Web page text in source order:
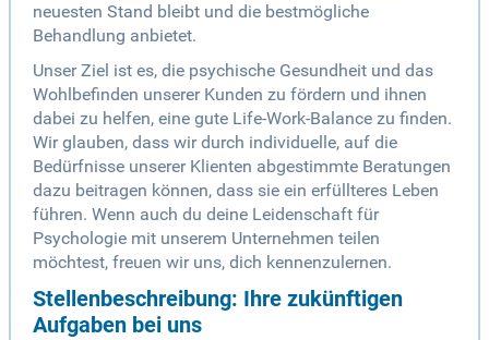
neuesten Stand bleibt und die bestmögliche
Behandlung anbietet.
Unser Ziel ist es, die psychische Gesundheit und das
Wohlbefinden unserer Kunden zu fördern und ihnen
dabei zu helfen, eine gute Life-Work-Balance zu finden.
Wir glauben, dass wir durch individuelle, auf die
Bedürfnisse unserer Klienten abgestimmte Beratungen
dazu beitragen können, dass sie ein erfüllteres Leben
führen. Wenn auch du deine Leidenschaft für
Psychologie mit unserem Unternehmen teilen
möchtest, freuen wir uns, dich kennenzulernen.
Stellenbeschreibung: Ihre zukünftigen
Aufgaben bei uns